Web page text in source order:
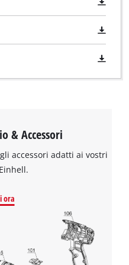
& Accessori
accessori adatti ai vostri
ora